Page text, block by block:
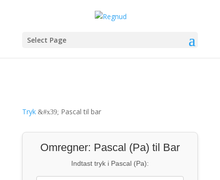
Select Page
Tryk &#x39; Pascal til bar
Omregner: Pascal (Pa) til Bar
Indtast tryk i Pascal (Pa):